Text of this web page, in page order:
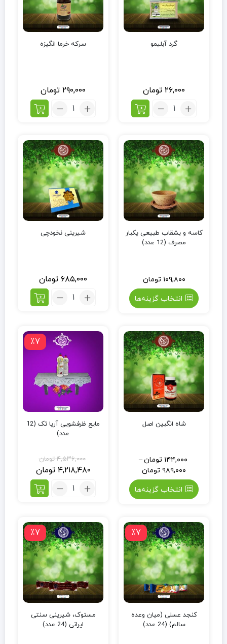
گرد آبلیمو
۲۶,۰۰۰ تومان
سرکه خرما انگیزه
۲۹۰,۰۰۰ تومان
کاسه و بشقاب طبیعی یکبار
مصرف (12 عدد)
۱۰۹,۸۰۰ تومان
انتخاب گزینه‌ها
شیرینی نخودچی
۶۸۵,۰۰۰ تومان
شاه انگبین اصل
۱۴۴,۰۰۰ تومان–
۹۸۹,۰۰۰ تومان
انتخاب گزینه‌ها
٪7
مایع ظرفشویی آریا تک (12
عدد)
۴,۵۳۶,۰۰۰ تومان
۴,۲۱۸,۴۸۰ تومان
٪7
کنجد عسلی (میان وعده
سالم) (24 عدد)
٪7
مستوک، شیرینی سنتی
ایرانی (24 عدد)